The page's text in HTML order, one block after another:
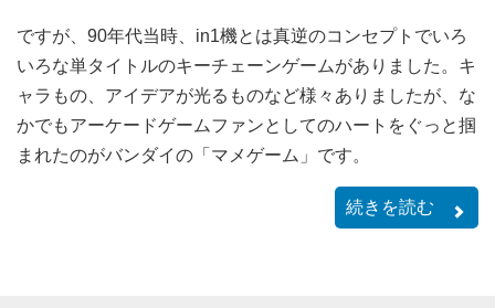
ですが、90年代当時、in1機とは真逆のコンセプトでいろ
いろな単タイトルのキーチェーンゲームがありました。キ
ャラもの、アイデアが光るものなど様々ありましたが、な
かでもアーケードゲームファンとしてのハートをぐっと掴
まれたのがバンダイの「マメゲーム」です。
続きを読む